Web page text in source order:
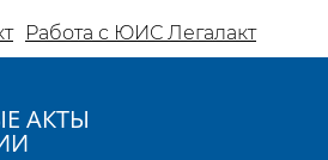
Работа с ЮИС Легалакт
АКТЫ